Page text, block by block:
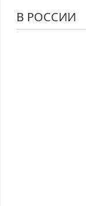
В РОССИИ